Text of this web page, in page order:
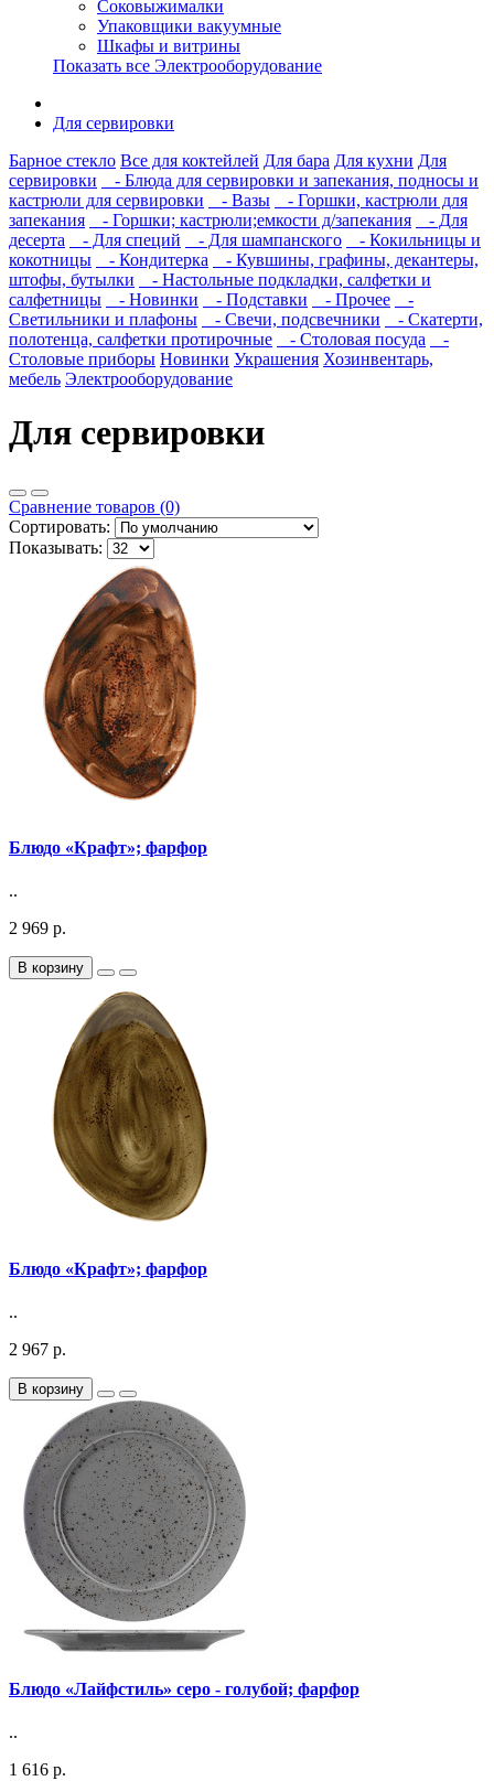
Соковыжималки
Упаковщики вакуумные
Шкафы и витрины
Показать все Электрооборудование
Для сервировки
Барное стекло Все для коктейлей Для бара Для кухни Для
сервировки
- Блюда для сервировки и запекания, подносы и
кастрюли для сервировки
- Вазы
- Горшки, кастрюли для
запекания
- Горшки; кастрюли;емкости д/запекания
- Для
десерта
- Для специй - Для шампанского
- Кокильницы и
кокотницы
- Кондитерка
- Кувшины, графины, декантеры,
штофы, бутылки
- Настольные подкладки, салфетки и
салфетницы
- Новинки - Подставки - Прочее
-
Светильники и плафоны
- Свечи, подсвечники
- Скатерти,
полотенца, салфетки протирочные
- Столовая посуда
-
Столовые приборы Новинки Украшения Хозинвентарь,
мебель Электрооборудование
Для сервировки
Сравнение товаров (0)
Сортировать:
Показывать:
Блюдо «Крафт»; фарфор
..
2 969 р.
В корзину
Блюдо «Крафт»; фарфор
..
2 967 р.
В корзину
Блюдо «Лайфстиль» серо - голубой; фарфор
..
1 616 р.